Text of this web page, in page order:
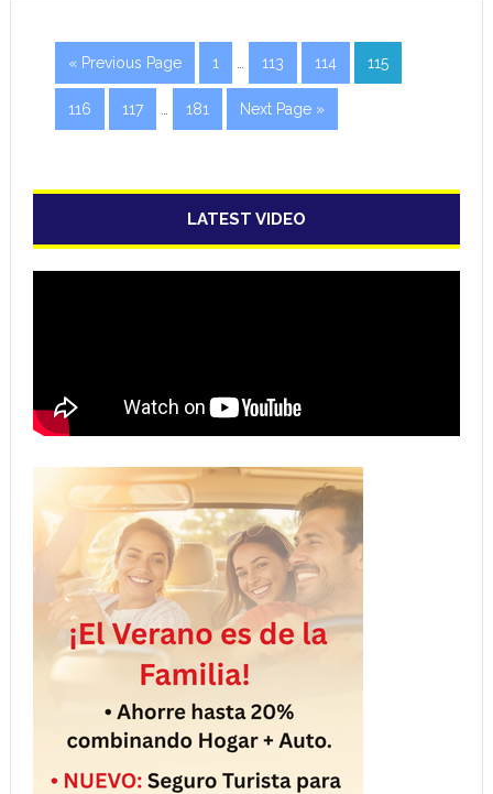
« Previous Page 1 113 114 115
116 117 181 Next Page »
LATEST VIDEO